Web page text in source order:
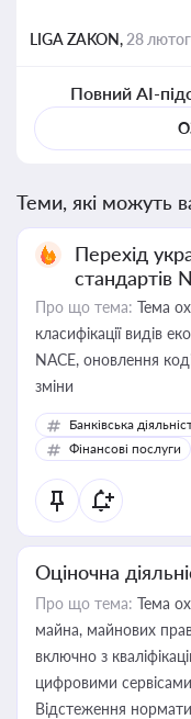
LIGA ZAKON, 28
Повний AI-
Теми, які можуть
Перехід
стандартів
Про що тема: Тема
класифікації видів
NACE, оновлення
зміни
Банківська
Фінансові послуги
Оціночна
Про що тема: Тема
майна, майнових прав
включно з
цифровими сервісами
Відстеження